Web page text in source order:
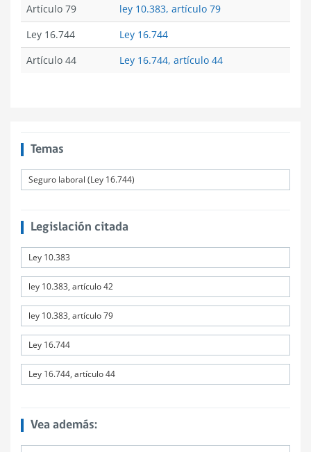
Artículo 79
ley 10.383, artículo 79
Ley 16.744
Ley 16.744
Artículo 44
Ley 16.744, artículo 44
Temas
Seguro laboral (Ley 16.744)
Legislación citada
Ley 10.383
ley 10.383, artículo 42
ley 10.383, artículo 79
Ley 16.744
Ley 16.744, artículo 44
Vea además: